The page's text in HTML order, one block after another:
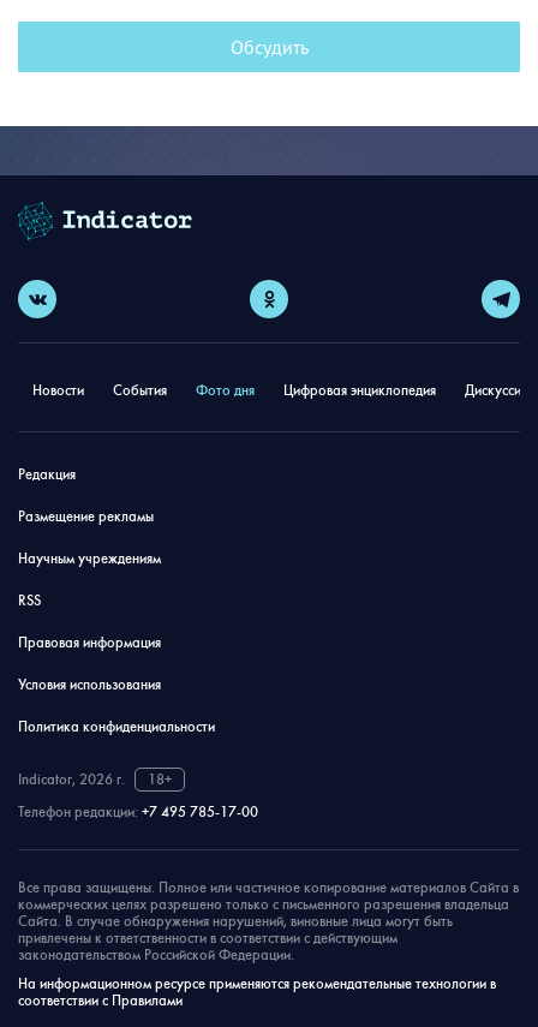
Обсудить
Новости События Фото дня Цифровая энциклопедия
Редакция
Размещение рекламы
Научным учреждениям
RSS
Правовая информация
Условия использования
Политика конфиденциальности
Indicator, 2026 г.
18+
Телефон редакции: +7 495 785-17-00
Все права защищены. Полное или частичное копирование материалов Сайта в
коммерческих целях разрешено только с письменного разрешения владельца
Сайта. В случае обнаружения нарушений, виновные лица могут быть
привлечены к ответственности в соответствии с действующим
законодательством Российской Федерации.
На информационном ресурсе применяются рекомендательные технологии в
соответствии с Правилами